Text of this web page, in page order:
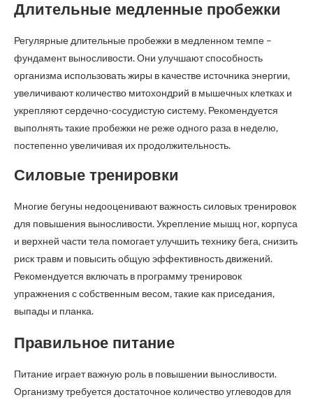
Длительные медленные пробежки
Регулярные длительные пробежки в медленном темпе –
фундамент выносливости. Они улучшают способность
организма использовать жиры в качестве источника энергии,
увеличивают количество митохондрий в мышечных клетках и
укрепляют сердечно-сосудистую систему. Рекомендуется
выполнять такие пробежки не реже одного раза в неделю,
постепенно увеличивая их продолжительность.
Силовые тренировки
Многие бегуны недооценивают важность силовых тренировок
для повышения выносливости. Укрепление мышц ног, корпуса
и верхней части тела помогает улучшить технику бега, снизить
риск травм и повысить общую эффективность движений.
Рекомендуется включать в программу тренировок
упражнения с собственным весом, такие как приседания,
выпады и планка.
Правильное питание
Питание играет важную роль в повышении выносливости.
Организму требуется достаточное количество углеводов для